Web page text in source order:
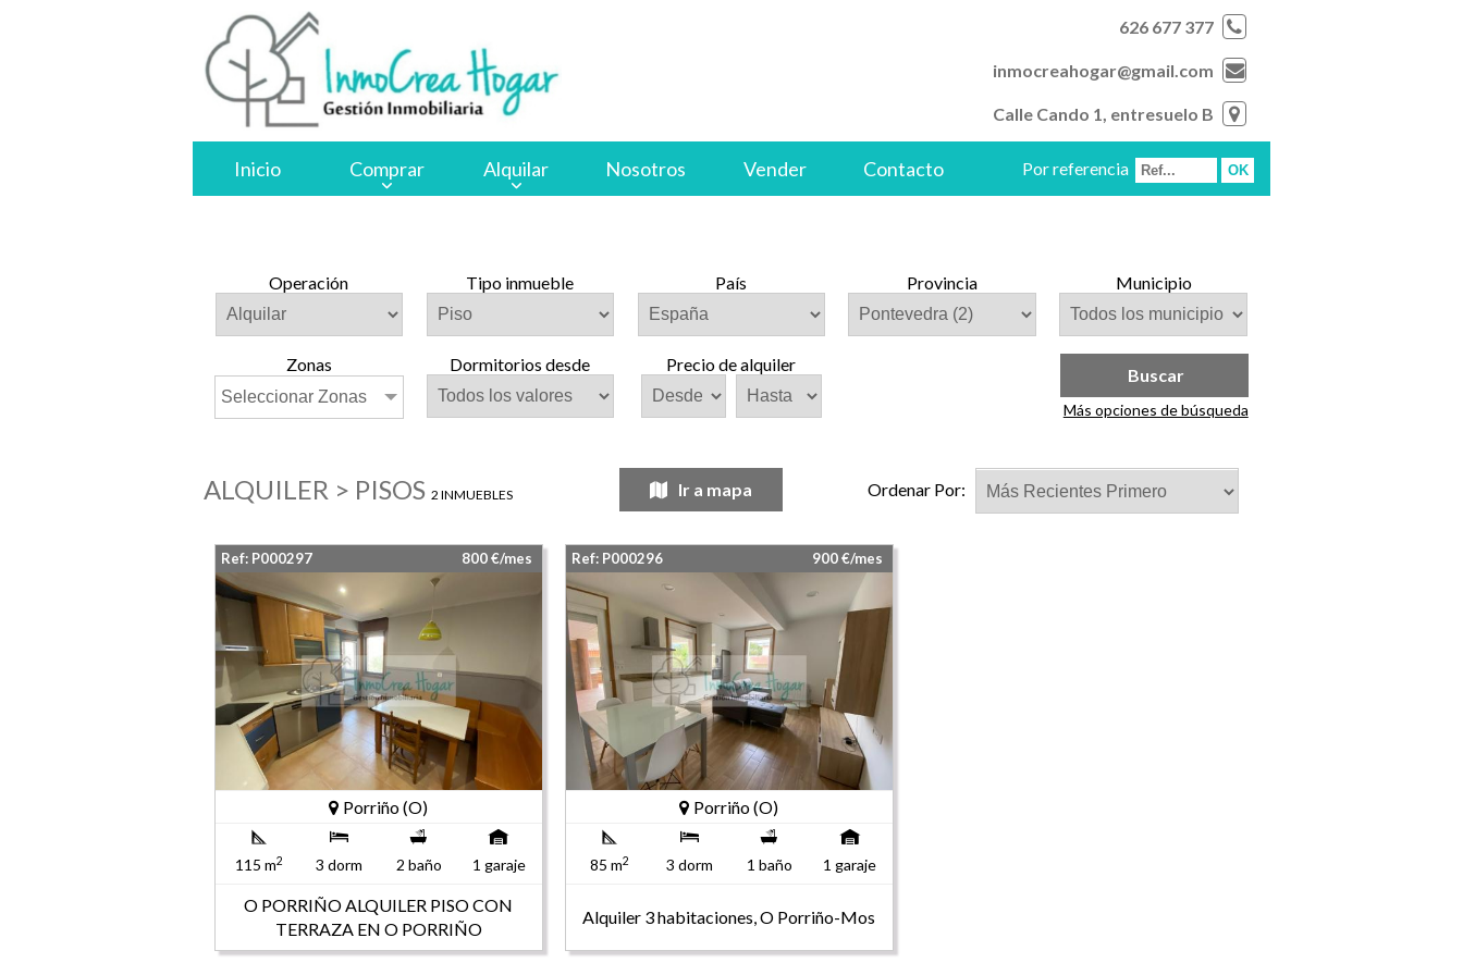
626 677 377
inmocreahogar@gmail.com
Calle Cando 1, entresuelo B
Inicio Comprar Alquilar Nosotros Vender Contacto Por referencia
Operación Tipo inmueble País Provincia Municipio
Zonas
Seleccionar Zonas
Dormitorios desde Precio de alquiler
Buscar
Más opciones de búsqueda
ALQUILER > PISOS 2 INMUEBLES Ir a mapa Ordenar Por:
Ref: P000297 800 €/mes
Porriño (O)
115 m2 3 dorm 2 baño 1 garaje
O PORRIÑO ALQUILER PISO CON
TERRAZA EN O PORRIÑO
Ref: P000296 900 €/mes
Porriño (O)
85 m2 3 dorm 1 baño 1 garaje
Alquiler 3 habitaciones, O Porriño-Mos